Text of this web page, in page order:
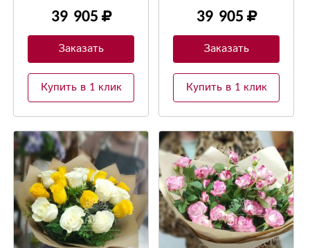
39 905
Заказать
Купить в 1 клик
39 905
Заказать
Купить в 1 клик